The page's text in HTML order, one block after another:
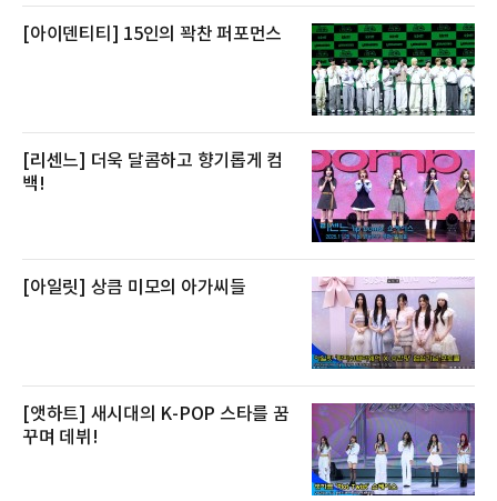
[아이덴티티] 15인의 꽉찬 퍼포먼스
[리센느] 더욱 달콤하고 향기롭게 컴
백!
[아일릿] 상큼 미모의 아가씨들
[앳하트] 새시대의 K-POP 스타를 꿈
꾸며 데뷔!